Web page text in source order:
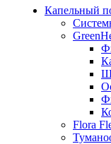
Капельный
Flora